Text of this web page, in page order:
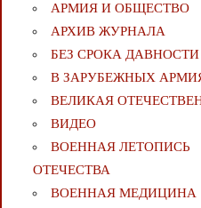
АРМИЯ И ОБЩЕСТВО
АРХИВ ЖУРНАЛА
БЕЗ СРОКА ДАВНОСТИ
В ЗАРУБЕЖНЫХ
ВЕЛИКАЯ
ВИДЕО
ВОЕННАЯ ЛЕТОПИСЬ
ОТЕЧЕСТВА
ВОЕННАЯ МЕДИЦИНА